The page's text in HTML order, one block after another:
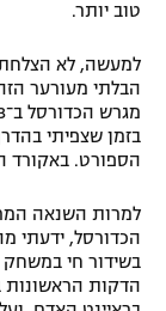
טוב יותר.
למעשה, לא
הבלתי מעורער
בזמן שצפיתי
הספורט. באקורד
למרות השנאה
הכדורסל, ידעתי
בשידור חי
הדקות הראשונות